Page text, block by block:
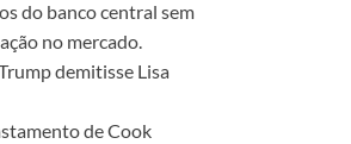
do banco central sem
no mercado.
demitisse Lisa
de Cook